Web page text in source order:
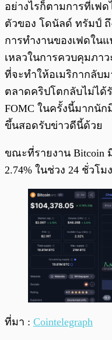
อย่างไรก็ตามการที่เฟ
ตัวของ โดนัลด์ ทรัมป์
การทำงานของเฟดใน
เหลวในการควบคุมภา
ที่จะทำให้อเมริกากลับ
ตลาดคริปโตกลับไม่ได้
FOMC ในครั้งนี้มากนั
ขึ้นสอดรับข่าวดีนี้ด้วย
ขณะที่รายงาน Bitcoin
2.74% ในช่วง 24 ชั่วโ
ที่มา : Cointelegraph